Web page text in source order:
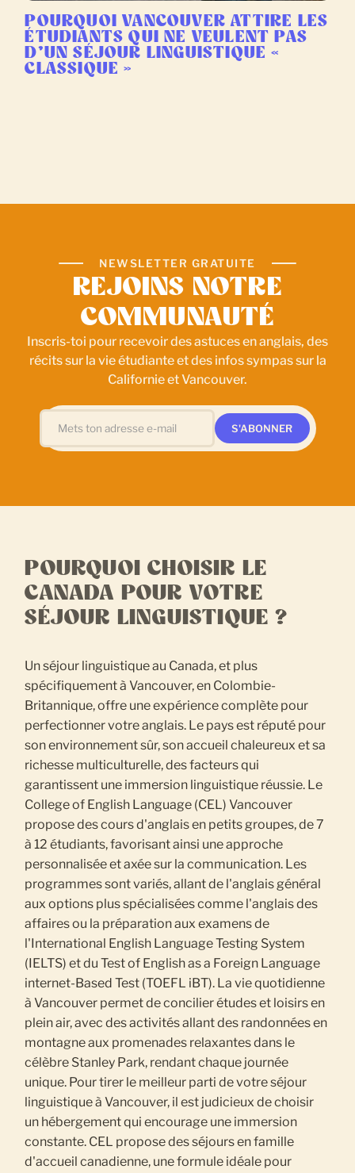
POURQUOI VANCOUVER ATTIRE LES
ÉTUDIANTS QUI NE VEULENT PAS
D’UN SÉJOUR LINGUISTIQUE «
CLASSIQUE »
NEWSLETTER GRATUITE
REJOINS NOTRE
COMMUNAUTÉ
Inscris-toi pour recevoir des astuces en anglais, des
récits sur la vie étudiante et des infos sympas sur la
Californie et Vancouver.
POURQUOI CHOISIR LE
CANADA POUR VOTRE
SÉJOUR LINGUISTIQUE ?
Un séjour linguistique au Canada, et plus
spécifiquement à Vancouver, en Colombie-
Britannique, offre une expérience complète pour
perfectionner votre anglais. Le pays est réputé pour
son environnement sûr, son accueil chaleureux et sa
richesse multiculturelle, des facteurs qui
garantissent une immersion linguistique réussie. Le
College of English Language (CEL) Vancouver
propose des cours d'anglais en petits groupes, de 7
à 12 étudiants, favorisant ainsi une approche
personnalisée et axée sur la communication. Les
programmes sont variés, allant de l'anglais général
aux options plus spécialisées comme l'anglais des
affaires ou la préparation aux examens de
l'International English Language Testing System
(IELTS) et du Test of English as a Foreign Language
internet-Based Test (TOEFL iBT). La vie quotidienne
à Vancouver permet de concilier études et loisirs en
plein air, avec des activités allant des randonnées en
montagne aux promenades relaxantes dans le
célèbre Stanley Park, rendant chaque journée
unique. Pour tirer le meilleur parti de votre séjour
linguistique à Vancouver, il est judicieux de choisir
un hébergement qui encourage une immersion
constante. CEL propose des séjours en famille
d'accueil canadienne, une formule idéale pour